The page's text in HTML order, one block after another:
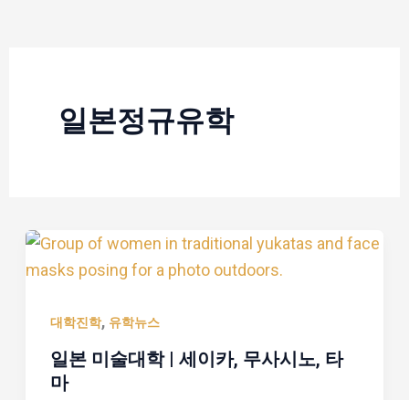
일본정규유학
대학진학, 유학뉴스
일본 미술대학 | 세이카, 무사시노, 타
마
일
본
술
대
학